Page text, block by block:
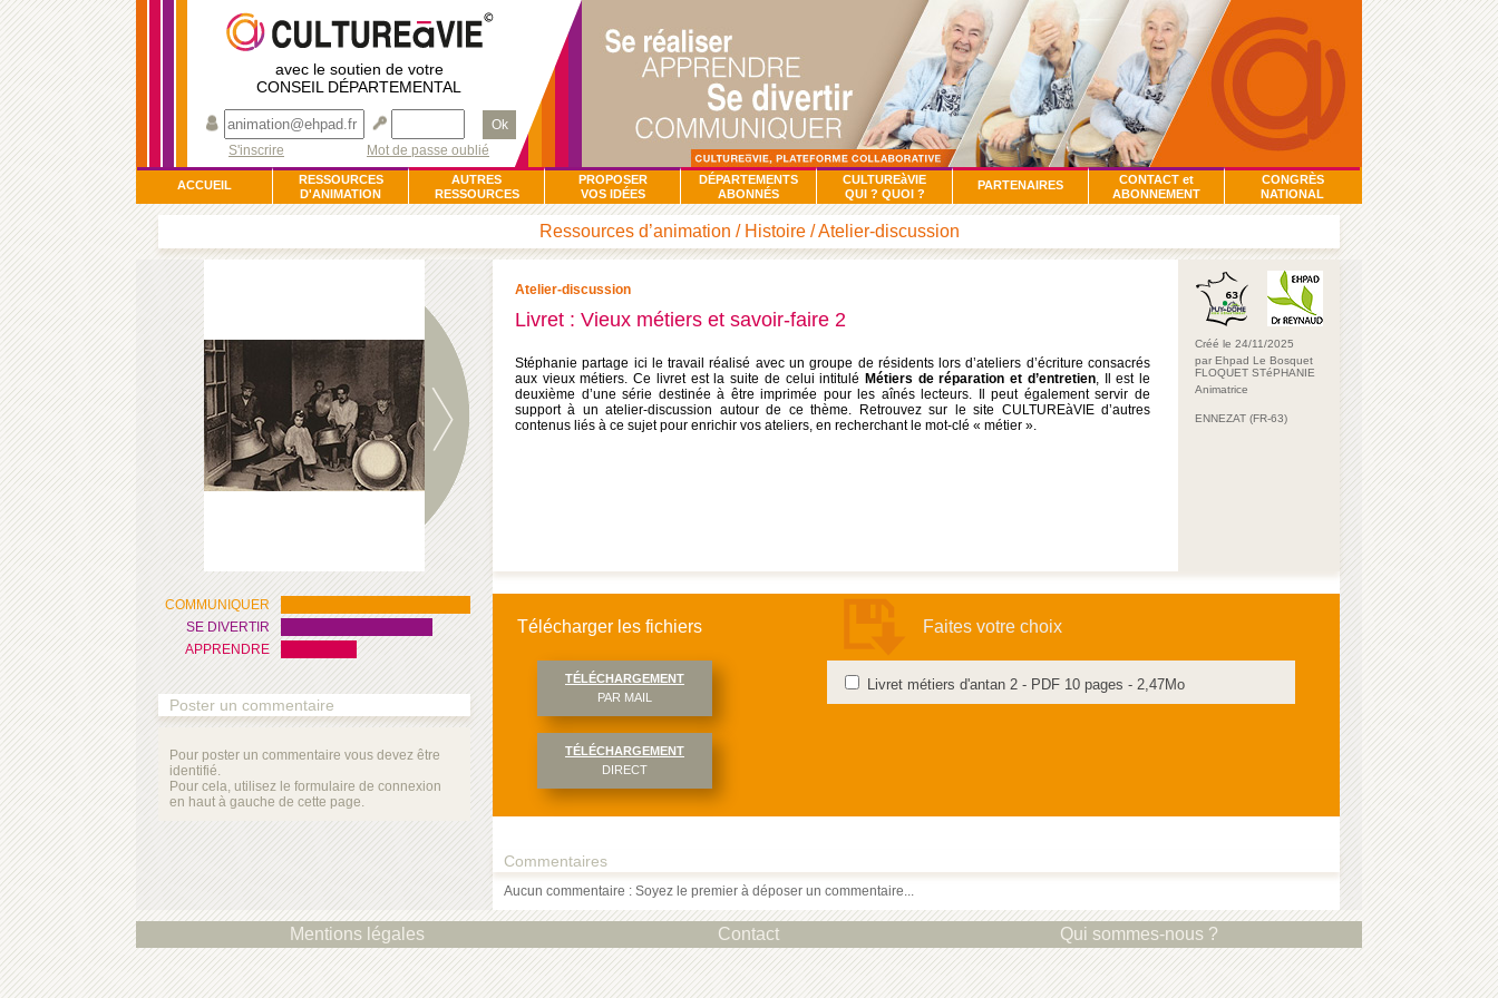
avec le soutien de votre
CONSEIL DÉPARTEMENTAL
Ok
S'inscrire
Mot de passe oublié
ACCUEIL
RESSOURCES
D'ANIMATION
AUTRES
RESSOURCES
PROPOSER
VOS IDÉES
DÉPARTEMENTS
ABONNÉS
CULTUREàVIE
QUI ? QUOI ?
PARTENAIRES
CONTACT et
ABONNEMENT
CONGRÈS
NATIONAL
Ressources d’animation / Histoire / Atelier-discussion
COMMUNIQUER
SE DIVERTIR
APPRENDRE
Poster un commentaire
Pour poster un commentaire vous devez être
identifié.
Pour cela, utilisez le formulaire de connexion
en haut à gauche de cette page.
Atelier-discussion
Livret : Vieux métiers et savoir-faire 2
Stéphanie partage ici le travail réalisé avec un groupe de résidents lors d’ateliers d’écriture consacrés
aux vieux métiers. Ce livret est la suite de celui intitulé Métiers de réparation et d’entretien, Il est le
deuxième d’une série destinée à être imprimée pour les aînés lecteurs. Il peut également servir de
support à un atelier-discussion autour de ce thème. Retrouvez sur le site CULTUREàVIE d’autres
contenus liés à ce sujet pour enrichir vos ateliers, en recherchant le mot-clé « métier ».
Créé le 24/11/2025
par Ehpad Le Bosquet
FLOQUET STéPHANIE
Animatrice
ENNEZAT (FR-63)
Télécharger les fichiers Faites votre choix
TÉLÉCHARGEMENT
PAR MAIL
TÉLÉCHARGEMENT
DIRECT
Livret métiers d'antan 2 - PDF 10 pages - 2,47Mo
Commentaires
Aucun commentaire : Soyez le premier à déposer un commentaire...
Mentions légales Contact Qui sommes-nous ?